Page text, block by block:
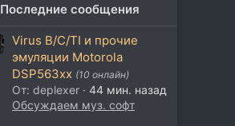
Последние сообщения
Virus B/C/TI и прочие
эмуляции Motorola
DSP563xx (10 онлайн)
От: deplexer
44 мин. назад
Обсуждаем муз. софт